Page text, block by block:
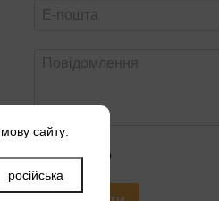
Оцініть товар
сайту:
російська